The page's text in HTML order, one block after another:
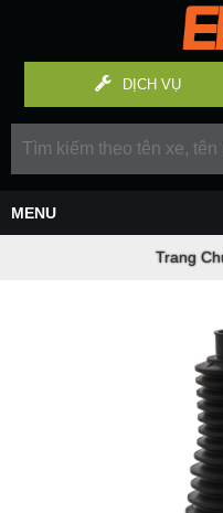
DỊCH VỤ
Trang